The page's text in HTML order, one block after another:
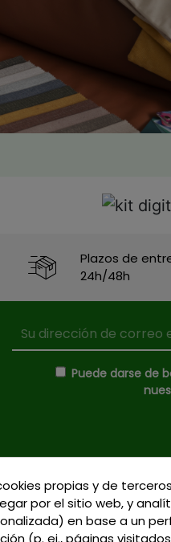
24h/48h
Estamos
de Pago
de Privacidad
propias y de
por el sitio web, y
en base a un